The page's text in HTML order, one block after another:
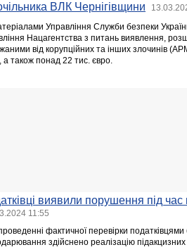
ВЛК Чернігівщини
Управління Служби безпеки України
Нацагентства з питань виявлення,
від корупційних та інших злочинів
також понад 22 тис. євро.
виявили порушення під час
11:55
фактичної перевірки
здійснено реалізацію